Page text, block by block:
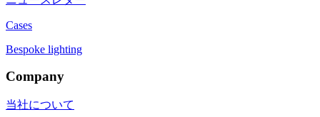
Cases
Bespoke lighting
Company
当社について